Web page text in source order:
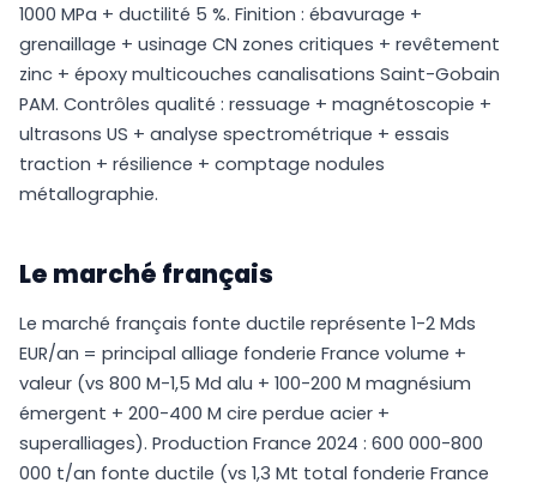
1000 MPa + ductilité 5 %. Finition : ébavurage +
grenaillage + usinage CN zones critiques + revêtement
zinc + époxy multicouches canalisations Saint-Gobain
PAM. Contrôles qualité : ressuage + magnétoscopie +
ultrasons US + analyse spectrométrique + essais
traction + résilience + comptage nodules
métallographie.
Le marché français
Le marché français fonte ductile représente 1-2 Mds
EUR/an = principal alliage fonderie France volume +
valeur (vs 800 M-1,5 Md alu + 100-200 M magnésium
émergent + 200-400 M cire perdue acier +
superalliages). Production France 2024 : 600 000-800
000 t/an fonte ductile (vs 1,3 Mt total fonderie France